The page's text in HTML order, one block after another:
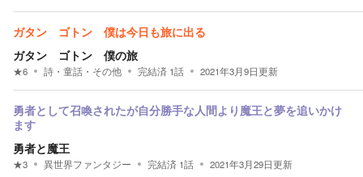
ガタン ゴトン 僕は今日も旅に出る
ガタン ゴトン 僕の旅
★6 詩・童話・その他 完結済 1話 2021年3月9日更新
勇者として召喚されたが自分勝手な人間より魔王と夢を追いかけ
ます
勇者と魔王
★3 異世界ファンタジー 完結済 1話 2021年3月29日更新